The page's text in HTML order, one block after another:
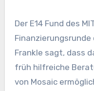
Der E14 Fund des
Finanzierungsrunde
Frankle sagt, dass
früh hilfreiche
von Mosaic